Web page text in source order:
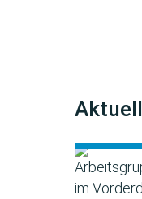
Aktuell